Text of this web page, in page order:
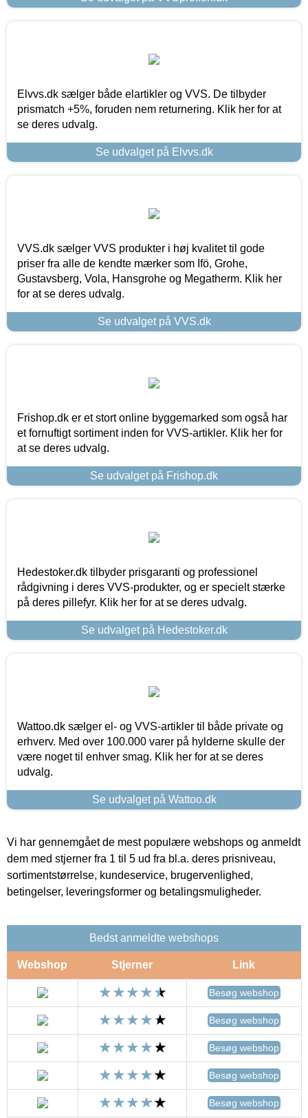
Elvvs.dk sælger både elartikler og VVS. De tilbyder
prismatch +5%, foruden nem returnering. Klik her for at
se deres udvalg.
Se udvalget på Elvvs.dk
VVS.dk sælger VVS produkter i høj kvalitet til gode
priser fra alle de kendte mærker som Ifö, Grohe,
Gustavsberg, Vola, Hansgrohe og Megatherm. Klik her
for at se deres udvalg.
Se udvalget på VVS.dk
Frishop.dk er et stort online byggemarked som også har
et fornuftigt sortiment inden for VVS-artikler. Klik her for
at se deres udvalg.
Se udvalget på Frishop.dk
Hedestoker.dk tilbyder prisgaranti og professionel
rådgivning i deres VVS-produkter, og er specielt stærke
på deres pillefyr. Klik her for at se deres udvalg.
Se udvalget på Hedestoker.dk
Wattoo.dk sælger el- og VVS-artikler til både private og
erhverv. Med over 100.000 varer på hylderne skulle der
være noget til enhver smag. Klik her for at se deres
udvalg.
Se udvalget på Wattoo.dk
Vi har gennemgået de mest populære webshops og anmeldt
dem med stjerner fra 1 til 5 ud fra bl.a. deres prisniveau,
sortimentstørrelse, kundeservice, brugervenlighed,
betingelser, leveringsformer og betalingsmuligheder.
Bedst anmeldte webshops
Webshop Stjerner Link
Besøg webshop
Besøg webshop
Besøg webshop
Besøg webshop
Besøg webshop